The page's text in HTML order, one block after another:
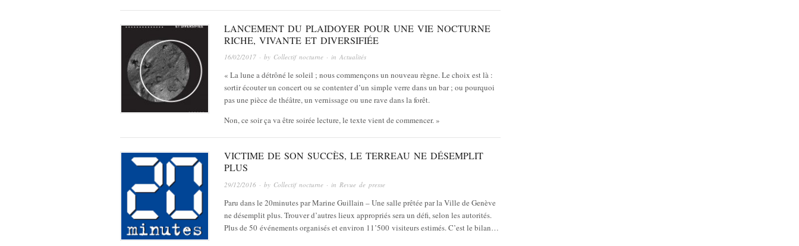
LANCEMENT DU PLAIDOYER POUR UNE VIE NOCTURNE
RICHE, VIVANTE ET DIVERSIFIÉE
16/02/2017 · by Collectif nocturne · in Actualités
« La lune a détrôné le soleil ; nous commençons un nouveau règne. Le choix est là :
sortir écouter un concert ou se contenter d’un simple verre dans un bar ; ou pourquoi
pas une pièce de théâtre, un vernissage ou une rave dans la forêt.
Non, ce soir ça va être soirée lecture, le texte vient de commencer. »
VICTIME DE SON SUCCÈS, LE TERREAU NE DÉSEMPLIT
PLUS
29/12/2016 · by Collectif nocturne · in Revue de presse
Paru dans le 20minutes par Marine Guillain – Une salle prêtée par la Ville de Genève
ne désemplit plus. Trouver d’autres lieux appropriés sera un défi, selon les autorités.
Plus de 50 événements organisés et environ 11’500 visiteurs estimés. C’est le bilan…